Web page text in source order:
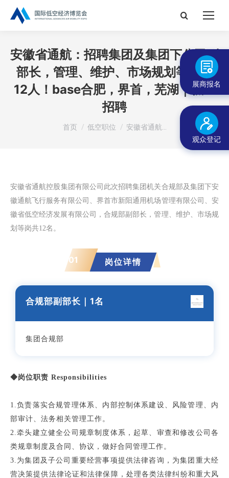
搜
安徽省通航：招聘集团及集团下公司副
部长，管理、维护、市场规划等岗共
12人！base合肥，界首，芜湖｜低空
招聘
您在这里：
首页 低空职位 安徽省通航…
安徽省通航控股集团有限公司此次招聘集团机关合规部及集团下安
徽通航飞行服务有限公司、界首市新阳通用机场管理有限公司、安
徽省低空经济发展有限公司，合规部副部长，管理、维护、市场规
划等岗共12名。
01 岗位详情 01
合规部副部长｜ 1名
集团合规部
◆岗位职责 Responsibilities
1.负责落实合规管理体系、内部控制体系建设、风险管理、内
部审计、法务相关管理工作。
2.牵头建立健全公司规章制度体系，起草、审查和修改公司各
类规章制度及合同、协议，做好合同管理工作。
3.为集团及子公司重要经营事项提供法律咨询，为集团重大经
营决策提供法律论证和法律保障，处理各类法律纠纷和重大风
展商报名
观众登记